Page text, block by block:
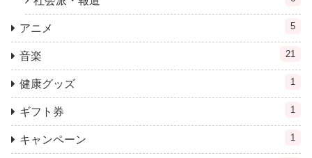
アニメ 5
音楽 21
健康グッズ 1
ギフト券 1
キャンペーン 1